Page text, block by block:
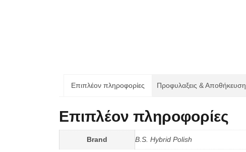
Επιπλέον πληροφορίες Προφυλαξεις & Αποθήκευση
Επιπλέον πληροφορίες
Brand B.S. Hybrid Polish